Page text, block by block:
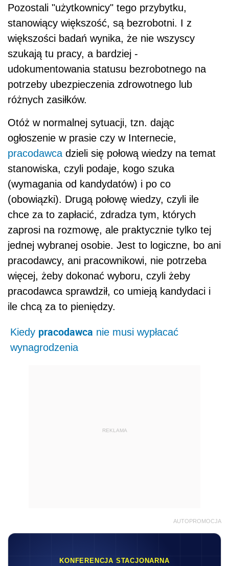
Pozostali "użytkownicy" tego przybytku,
stanowiący większość, są bezrobotni. I z
większości badań wynika, że nie wszyscy
szukają tu pracy, a bardziej -
udokumentowania statusu bezrobotnego na
potrzeby ubezpieczenia zdrowotnego lub
różnych zasiłków.
Otóż w normalnej sytuacji, tzn. dając
ogłoszenie w prasie czy w Internecie,
pracodawca dzieli się połową wiedzy na temat
stanowiska, czyli podaje, kogo szuka
(wymagania od kandydatów) i po co
(obowiązki). Drugą połowę wiedzy, czyli ile
chce za to zapłacić, zdradza tym, których
zaprosi na rozmowę, ale praktycznie tylko tej
jednej wybranej osobie. Jest to logiczne, bo ani
pracodawcy, ani pracownikowi, nie potrzeba
więcej, żeby dokonać wyboru, czyli żeby
pracodawca sprawdził, co umieją kandydaci i
ile chcą za to pieniędzy.
Kiedy pracodawca nie musi wypłacać
wynagrodzenia
REKLAMA
AUTOPROMOCJA
KONFERENCJA STACJONARNA